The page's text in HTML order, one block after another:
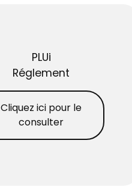
PLUi
Réglement
Cliquez ici pour le
consulter